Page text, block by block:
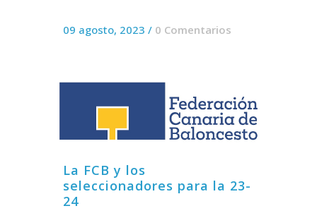
09 agosto, 2023 / 0 Comentarios
La FCB y los
seleccionadores para la 23-
24